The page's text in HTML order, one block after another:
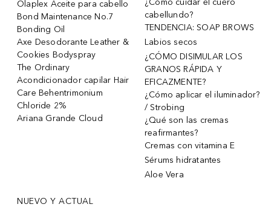
Olaplex Aceite para cabello
Bond Maintenance No.7
Bonding Oil
Axe Desodorante Leather &
Cookies Bodyspray
The Ordinary
Acondicionador capilar Hair
Care Behentrimonium
Chloride 2%
Ariana Grande Cloud
¿Cómo cuidar el cuero
cabellundo?
TENDENCIA: SOAP BROWS
Labios secos
¿CÓMO DISIMULAR LOS
GRANOS RÁPIDA Y
EFICAZMENTE?
¿Cómo aplicar el iluminador?
/ Strobing
¿Qué son las cremas
reafirmantes?
Cremas con vitamina E
Sérums hidratantes
Aloe Vera
NUEVO Y ACTUAL